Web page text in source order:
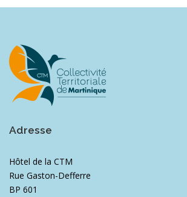
Adresse
Hôtel de la CTM
Rue Gaston-Defferre
BP 601